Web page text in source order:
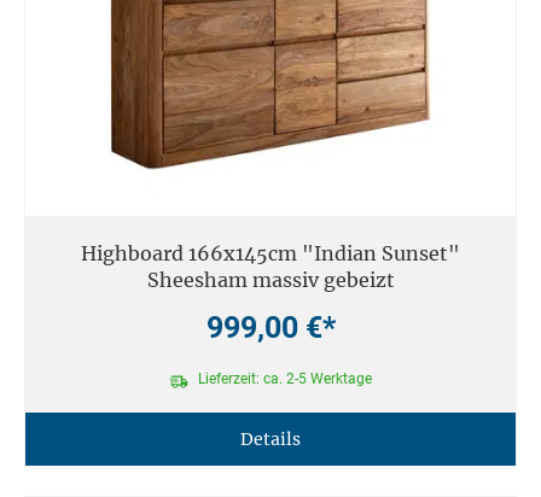
Highboard 166x145cm "Indian Sunset"
Sheesham massiv gebeizt
999,00 €*
Lieferzeit: ca. 2-5 Werktage
Details